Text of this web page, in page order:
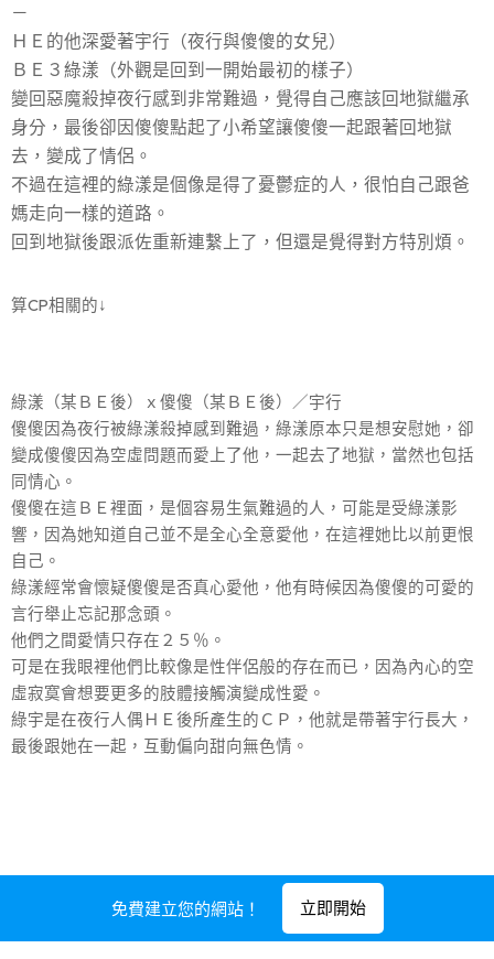
－
ＨＥ的他深愛著宇行（夜行與傻傻的女兒）
ＢＥ３綠漾（外觀是回到一開始最初的樣子）
變回惡魔殺掉夜行感到非常難過，覺得自己應該回地獄繼承
身分，最後卻因傻傻點起了小希望讓傻傻一起跟著回地獄
去，變成了情侶。
不過在這裡的綠漾是個像是得了憂鬱症的人，很怕自己跟爸
媽走向一樣的道路。
回到地獄後跟派佐重新連繫上了，但還是覺得對方特別煩。
算CP相關的↓
綠漾（某ＢＥ後）ｘ傻傻（某ＢＥ後）／宇行
傻傻因為夜行被綠漾殺掉感到難過，綠漾原本只是想安慰她，卻
變成傻傻因為空虛問題而愛上了他，一起去了地獄，當然也包括
同情心。
傻傻在這ＢＥ裡面，是個容易生氣難過的人，可能是受綠漾影
響，因為她知道自己並不是全心全意愛他，在這裡她比以前更恨
自己。
綠漾經常會懷疑傻傻是否真心愛他，他有時候因為傻傻的可愛的
言行舉止忘記那念頭。
他們之間愛情只存在２５％。
可是在我眼裡他們比較像是性伴侶般的存在而已，因為內心的空
虛寂寞會想要更多的肢體接觸演變成性愛。
綠宇是在夜行人偶ＨＥ後所產生的ＣＰ，他就是帶著宇行長大，
最後跟她在一起，互動偏向甜向無色情。
由Webnode 提供技術支援
免費建立您的網站！ 立即開始